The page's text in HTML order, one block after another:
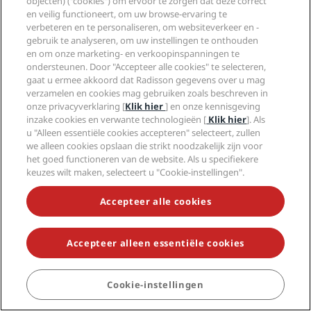
BOEKEN
Gezinsvriendelijk hotels
Gezondheid en veiligheid
Vacatures RHG
Vacatures PPHE
Vacatures EHL
The Club by RHG
Hotelontwikkeling
Duurzaam ondernemen
Inkoop
Privacycentrum
Juridische kennisgeving
Algemene voorwaarden voor Radisson Rewards
Gebruikersovereenkomst site
Digitale toegankelijkheid
Verklaring inzake moderne slavernij
Help
Waarschuwingen voor consumenten
Contactgegevens
Veelgestelde vragen
Sitemap
Social media
Radisson Hotels Brands
MIS NOOIT MEER ONZE POPULAIRSTE AANBIEDINGEN
© 2026 Radisson Hotel Group.Alle rechten voorbehouden. RHG
Radisson Hotel Group, Radisson, Radisson RED, Radisson Blu, Radisson
Collection, Radisson Individuals, Park Plaza, Park Inn, Country Inn &
Suites, Prize by Radisson, Radisson Rewards en Radisson Meetings zijn
handelsmerken van de Radisson Hotel Group.
en veilig functioneert, om uw browse-ervaring te
verbeteren en te personaliseren, om websiteverkeer en -
gebruik te analyseren, om uw instellingen te onthouden
en om onze marketing- en verkoopinspanningen te
ondersteunen. Door "Accepteer alle cookies" te selecteren,
gaat u ermee akkoord dat Radisson gegevens over u mag
verzamelen en cookies mag gebruiken zoals beschreven in
onze privacyverklaring [Klik hier] en onze kennisgeving
inzake cookies en verwante technologieën [ Klik hier]. Als
u "Alleen essentiële cookies accepteren" selecteert, zullen
we alleen cookies opslaan die strikt noodzakelijk zijn voor
het goed functioneren van de website. Als u specifiekere
keuzes wilt maken, selecteert u "Cookie-instellingen".
Accepteer alle cookies
Accepteer alleen essentiële cookies
Cookie-instellingen